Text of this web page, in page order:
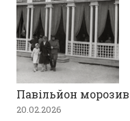
Павільйон
20.02.2026